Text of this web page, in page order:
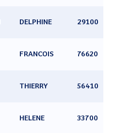
DELPHINE 29100
FRANCOIS 76620
THIERRY 56410
HELENE 33700